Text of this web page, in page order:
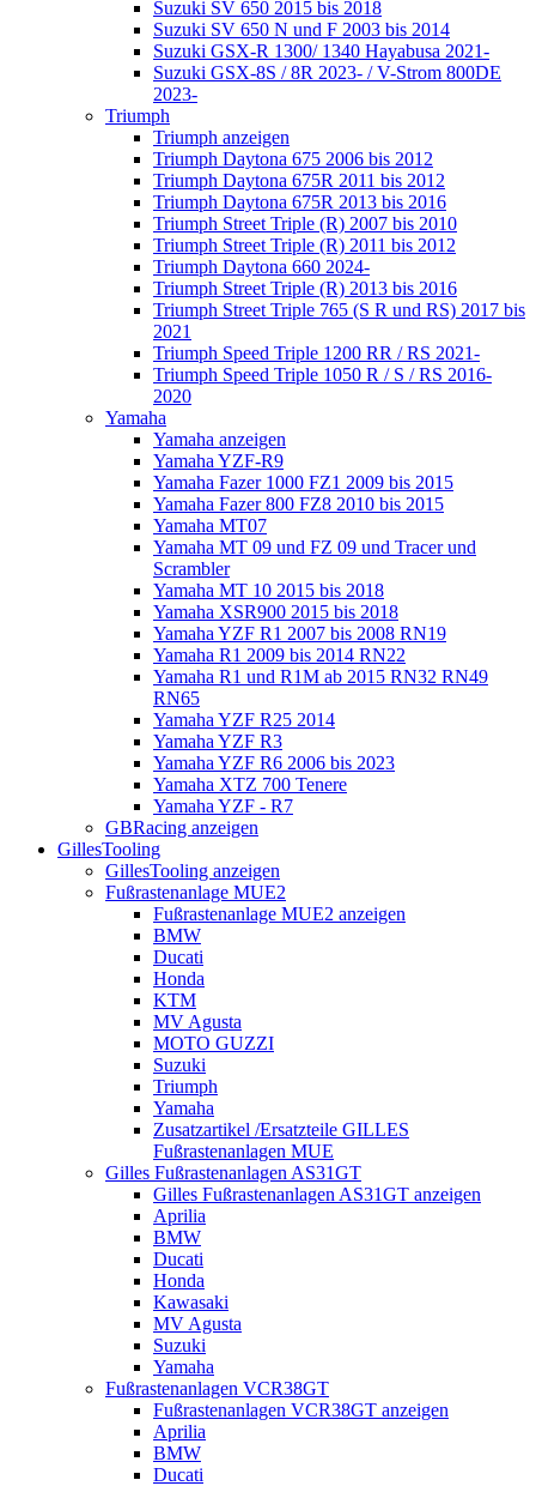
Suzuki SV 650 2015 bis 2018
Suzuki SV 650 N und F 2003 bis 2014
Suzuki GSX-R 1300/ 1340 Hayabusa 2021-
Suzuki GSX-8S / 8R 2023- / V-Strom 800DE
2023-
Triumph
Triumph anzeigen
Triumph Daytona 675 2006 bis 2012
Triumph Daytona 675R 2011 bis 2012
Triumph Daytona 675R 2013 bis 2016
Triumph Street Triple (R) 2007 bis 2010
Triumph Street Triple (R) 2011 bis 2012
Triumph Daytona 660 2024-
Triumph Street Triple (R) 2013 bis 2016
Triumph Street Triple 765 (S R und RS) 2017 bis
2021
Triumph Speed Triple 1200 RR / RS 2021-
Triumph Speed Triple 1050 R / S / RS 2016-
2020
Yamaha
Yamaha anzeigen
Yamaha YZF-R9
Yamaha Fazer 1000 FZ1 2009 bis 2015
Yamaha Fazer 800 FZ8 2010 bis 2015
Yamaha MT07
Yamaha MT 09 und FZ 09 und Tracer und
Scrambler
Yamaha MT 10 2015 bis 2018
Yamaha XSR900 2015 bis 2018
Yamaha YZF R1 2007 bis 2008 RN19
Yamaha R1 2009 bis 2014 RN22
Yamaha R1 und R1M ab 2015 RN32 RN49
RN65
Yamaha YZF R25 2014
Yamaha YZF R3
Yamaha YZF R6 2006 bis 2023
Yamaha XTZ 700 Tenere
Yamaha YZF - R7
GBRacing anzeigen
GillesTooling
GillesTooling anzeigen
Fußrastenanlage MUE2
Fußrastenanlage MUE2 anzeigen
BMW
Ducati
Honda
KTM
MV Agusta
MOTO GUZZI
Suzuki
Triumph
Yamaha
Zusatzartikel /Ersatzteile GILLES
Fußrastenanlagen MUE
Gilles Fußrastenanlagen AS31GT
Gilles Fußrastenanlagen AS31GT anzeigen
Aprilia
BMW
Ducati
Honda
Kawasaki
MV Agusta
Suzuki
Yamaha
Fußrastenanlagen VCR38GT
Fußrastenanlagen VCR38GT anzeigen
Aprilia
BMW
Ducati